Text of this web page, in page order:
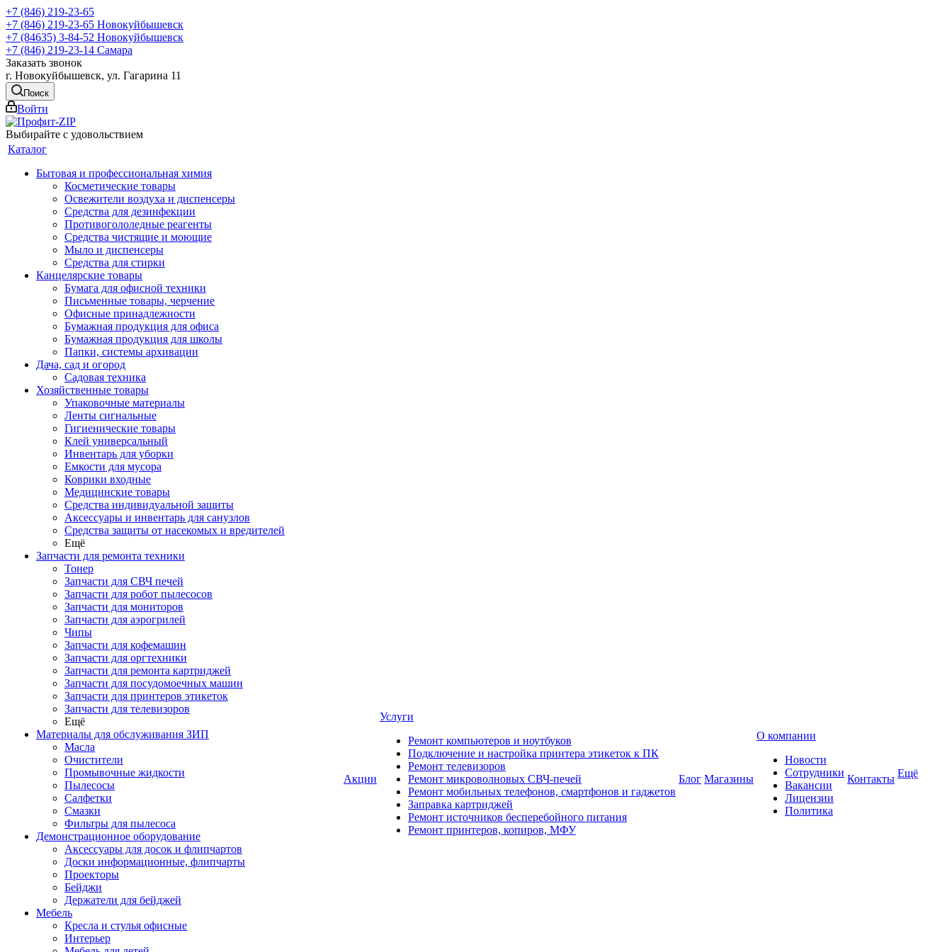
+7 (846) 219-23-65
+7 (846) 219-23-65 Новокуйбышевск
+7 (84635) 3-84-52 Новокуйбышевск
+7 (846) 219-23-14 Самара
Заказать звонок
г. Новокуйбышевск, ул. Гагарина 11
Поиск
Войти
Выбирайте с удовольствием
Каталог
Бытовая и профессиональная химия
Косметические товары
Освежители воздуха и диспенсеры
Средства для дезинфекции
Противогололедные реагенты
Средства чистящие и моющие
Мыло и диспенсеры
Средства для стирки
Канцелярские товары
Бумага для офисной техники
Письменные товары, черчение
Офисные принадлежности
Бумажная продукция для офиса
Бумажная продукция для школы
Папки, системы архивации
Дача, сад и огород
Садовая техника
Хозяйственные товары
Упаковочные материалы
Ленты сигнальные
Гигиенические товары
Клей универсальный
Инвентарь для уборки
Емкости для мусора
Коврики входные
Медицинские товары
Средства индивидуальной защиты
Аксессуары и инвентарь для санузлов
Средства защиты от насекомых и вредителей
Ещё
Запчасти для ремонта техники
Тонер
Запчасти для СВЧ печей
Запчасти для робот пылесосов
Запчасти для мониторов
Запчасти для аэрогрилей
Чипы
Запчасти для кофемашин
Запчасти для оргтехники
Запчасти для ремонта картриджей
Запчасти для посудомоечных машин
Запчасти для принтеров этикеток
Запчасти для телевизоров
Ещё
Материалы для обслуживания ЗИП
Масла
Очистители
Промывочные жидкости
Пылесосы
Салфетки
Смазки
Фильтры для пылесоса
Демонстрационное оборудование
Аксессуары для досок и флипчартов
Доски информационные, флипчарты
Проекторы
Бейджи
Держатели для бейджей
Мебель
Кресла и стулья офисные
Интерьер
Акции
Услуги
Ремонт компьютеров и ноутбуков
Подключение и настройка принтера этикеток к ПК
Ремонт телевизоров
Ремонт микроволновых СВЧ-печей
Ремонт мобильных телефонов, смартфонов и гаджетов
Заправка картриджей
Ремонт источников бесперебойного питания
Ремонт принтеров, копиров, МФУ
Блог Магазины
О компании
Новости
Сотрудники
Вакансии
Лицензии
Политика
Контакты Ещё